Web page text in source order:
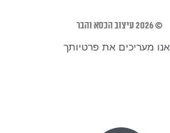
© 2026 עיצוב הכסא והבר
אנו מעריכים את פרטיותך